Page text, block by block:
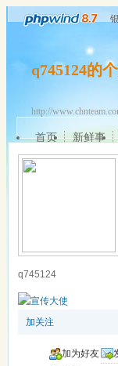
q745124的
http://
首页 新鲜事
q745124
加关注
加为好友